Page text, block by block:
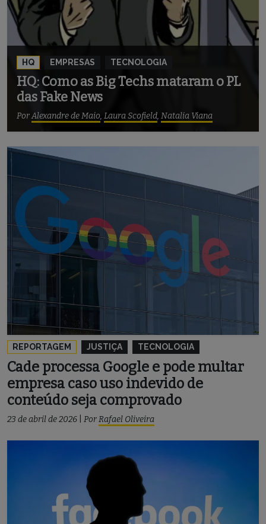
HQ EMPRESAS TECNOLOGIA
HQ: Como as Big Techs mataram o PL
das Fake News
PorAlexandre de Maio, Laura Scofield, Natalia Viana
REPORTAGEM JUSTIÇA TECNOLOGIA
Cade processa Google e pode multar
empresa caso uso indevido de
conteúdo seja comprovado
23 de abril de 2026 PorRafael Oliveira